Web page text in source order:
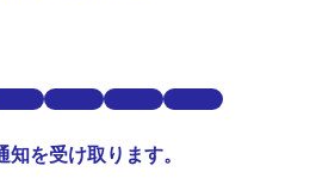
を受け取ります。